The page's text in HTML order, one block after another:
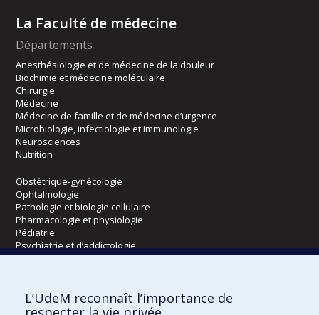
La Faculté de médecine
Départements
Anesthésiologie et de médecine de la douleur
Biochimie et médecine moléculaire
Chirurgie
Médecine
Médecine de famille et de médecine d’urgence
Microbiologie, infectiologie et immunologie
Neurosciences
Nutrition
Obstétrique-gynécologie
Ophtalmologie
Pathologie et biologie cellulaire
Pharmacologie et physiologie
Pédiatrie
Psychiatrie et d’addictologie
Radiologie, radio-oncologie et médecine nucléaire
Écoles
L’UdeM reconnaît l’importance de